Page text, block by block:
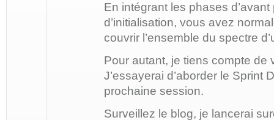
En intégrant les phases d’avant
d’initialisation, vous avez
couvrir l’ensemble du spectre
Pour autant, je tiens compte de
J’essayerai d’aborder le Sprint
prochaine session.
Surveillez le blog, je lancerai